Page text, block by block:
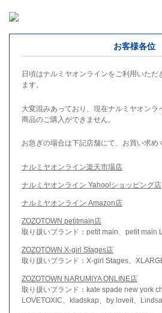
お客様各位
日頃はナルミヤオンラインをご利用いた
ます。
大変混みあっており、現在ナルミヤオンラ
商品のご購入ができません。
お急ぎの場合は下記店舗にて、お買い求め
ナルミヤオンライン楽天市場店
ナルミヤオンライン Yahoo!ショッピング店
ナルミヤオンライン Amazon店
ZOZOTOWN petitmain店
取り扱いブランド：petit main、petit main
ZOZOTOWN X-girl Stages店
取り扱いブランド：X-girl Stages、
ZOZOTOWN NARUMIYA ONLINE店
取り扱いブランド：kate spade new york
LOVETOXIC、kladskap、by loveit、